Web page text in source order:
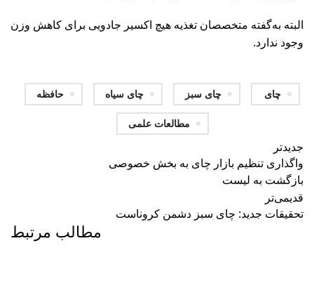
البته به‌گفته متخصصان تغذیه هیچ اکسیر جادویی برای کاهش وزن
وجود ندارد.
چای چای سبز چای سیاه حافظه
مطالعات علمی
جدیدتر
واگذاری تنظیم بازار چای به بخش خصوصی
بازگشت به لیست
قدیمی‌تر
تحقیقات جدید: چای سبز دشمن کروناست
مطالب مرتبط